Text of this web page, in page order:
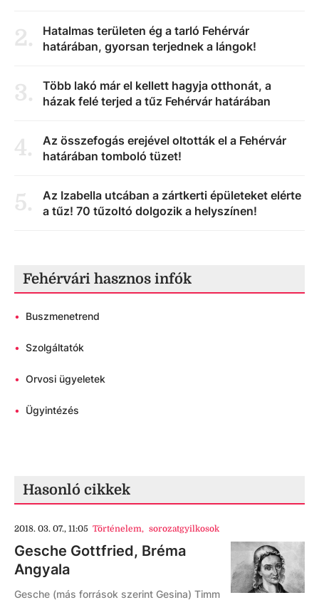
2.
Hatalmas területen ég a tarló Fehérvár
határában, gyorsan terjednek a lángok!
3.
Több lakó már el kellett hagyja otthonát, a
házak felé terjed a tűz Fehérvár határában
4.
Az összefogás erejével oltották el a Fehérvár
határában tomboló tüzet!
5.
Az Izabella utcában a zártkerti épületeket elérte
a tűz! 70 tűzoltó dolgozik a helyszínen!
Fehérvári hasznos infók
• Buszmenetrend
• Szolgáltatók
• Orvosi ügyeletek
• Ügyintézés
Hasonló cikkek
2018. 03. 07., 11:05 Történelem, sorozatgyilkosok
Gesche Gottfried, Bréma
Angyala
Gesche (más források szerint Gesina) Timm